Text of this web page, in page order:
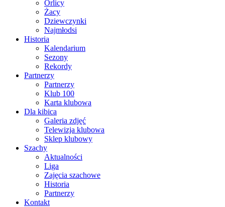
Orlicy
Żacy
Dziewczynki
Najmłodsi
Historia
Kalendarium
Sezony
Rekordy
Partnerzy
Partnerzy
Klub 100
Karta klubowa
Dla kibica
Galeria zdjęć
Telewizja klubowa
Sklep klubowy
Szachy
Aktualności
Liga
Zajęcia szachowe
Historia
Partnerzy
Kontakt